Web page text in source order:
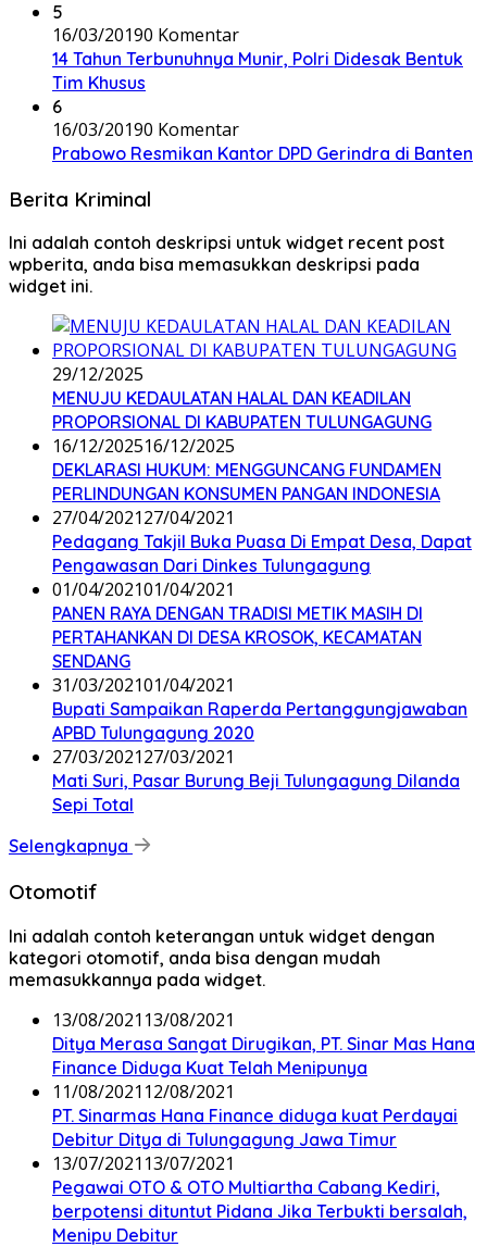
5
16/03/20190 Komentar
14 Tahun Terbunuhnya Munir, Polri Didesak Bentuk
Tim Khusus
6
16/03/20190 Komentar
Prabowo Resmikan Kantor DPD Gerindra di Banten
Berita Kriminal
Ini adalah contoh deskripsi untuk widget recent post
wpberita, anda bisa memasukkan deskripsi pada
widget ini.
29/12/2025
MENUJU KEDAULATAN HALAL DAN KEADILAN
PROPORSIONAL DI KABUPATEN TULUNGAGUNG
16/12/202516/12/2025
DEKLARASI HUKUM: MENGGUNCANG FUNDAMEN
PERLINDUNGAN KONSUMEN PANGAN INDONESIA
27/04/202127/04/2021
Pedagang Takjil Buka Puasa Di Empat Desa, Dapat
Pengawasan Dari Dinkes Tulungagung
01/04/202101/04/2021
PANEN RAYA DENGAN TRADISI METIK MASIH DI
PERTAHANKAN DI DESA KROSOK, KECAMATAN
SENDANG
31/03/202101/04/2021
Bupati Sampaikan Raperda Pertanggungjawaban
APBD Tulungagung 2020
27/03/202127/03/2021
Mati Suri, Pasar Burung Beji Tulungagung Dilanda
Sepi Total
Selengkapnya
Otomotif
Ini adalah contoh keterangan untuk widget dengan
kategori otomotif, anda bisa dengan mudah
memasukkannya pada widget.
13/08/2021 13/08/2021
Ditya Merasa Sangat Dirugikan, PT. Sinar Mas Hana
Finance Diduga Kuat Telah Menipunya
11/08/2021 12/08/2021
PT. Sinarmas Hana Finance diduga kuat Perdayai
Debitur Ditya di Tulungagung Jawa Timur
13/07/2021 13/07/2021
Pegawai OTO & OTO Multiartha Cabang Kediri,
berpotensi dituntut Pidana Jika Terbukti bersalah,
Menipu Debitur